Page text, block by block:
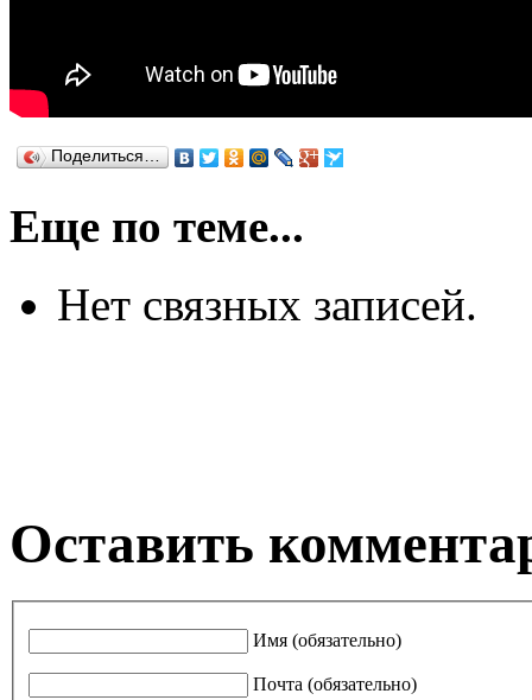
Поделиться…
Еще по теме...
Нет связных записей.
Оставить
Имя (обязательно)
Почта (обязательно)